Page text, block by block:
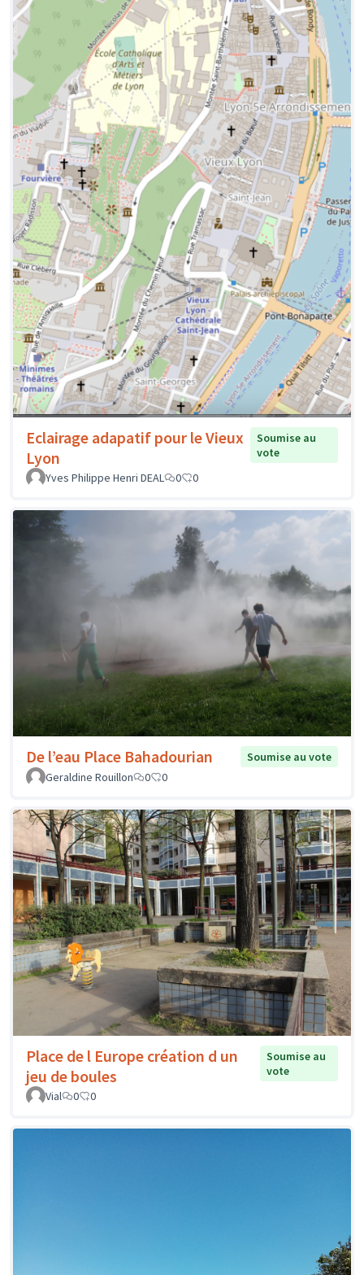
Eclairage adapatif pour le Vieux
Lyon
Soumise au
vote
Yves Philippe Henri DEAL
0 0
De l’eau Place Bahadourian
Soumise au vote
Geraldine Rouillon
0 0
Place de l Europe création d un
jeu de boules
Soumise au
vote
Vial
0 0